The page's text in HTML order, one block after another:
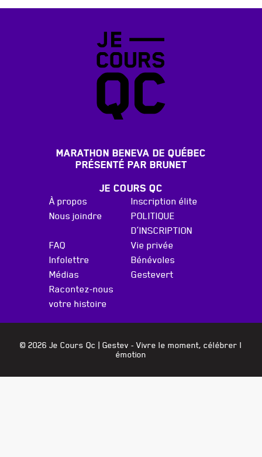
MARATHON BENEVA DE QUÉBEC
PRÉSENTÉ PAR BRUNET
JE COURS QC
À propos
Inscription élite
Nous joindre
POLITIQUE
D’INSCRIPTION
FAQ
Vie privée
Infolettre
Bénévoles
Médias
Gestevert
Racontez-nous
votre histoire
© 2026 Je Cours Qc | Gestev - Vivre le moment, célébrer l
émotion